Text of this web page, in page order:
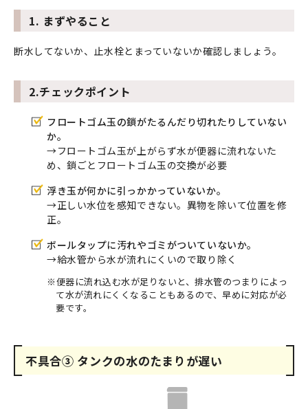
1. まずやること
断水してないか、止水栓とまっていないか確認しましょう。
2.チェックポイント
フロートゴム玉の鎖がたるんだり切れたりしていない
か。
→フロートゴム玉が上がらず水が便器に流れないた
め、鎖ごとフロートゴム玉の交換が必要
浮き玉が何かに引っかかっていないか。
→正しい水位を感知できない。異物を除いて位置を修
正。
ボールタップに汚れやゴミがついていないか。
→給水管から水が流れにくいので取り除く
※便器に流れ込む水が足りないと、排水管のつまりによっ
て水が流れにくくなることもあるので、早めに対応が必
要です。
不具合③ タンクの水のたまりが遅い